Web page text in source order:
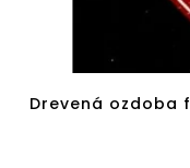
Drevená ozdoba